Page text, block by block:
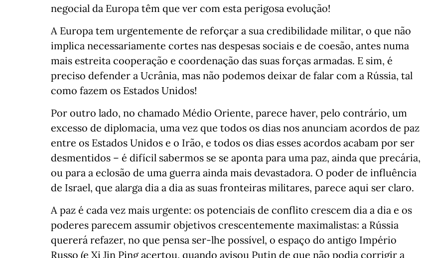
negocial da Europa têm que ver com esta perigosa evolução!
A Europa tem urgentemente de reforçar a sua credibilidade militar, o que não
implica necessariamente cortes nas despesas sociais e de coesão, antes numa
mais estreita cooperação e coordenação das suas forças armadas. E sim, é
preciso defender a Ucrânia, mas não podemos deixar de falar com a Rússia, tal
como fazem os Estados Unidos!
Por outro lado, no chamado Médio Oriente, parece haver, pelo contrário, um
excesso de diplomacia, uma vez que todos os dias nos anunciam acordos de paz
entre os Estados Unidos e o Irão, e todos os dias esses acordos acabam por ser
desmentidos – é difícil sabermos se se aponta para uma paz, ainda que precária,
ou para a eclosão de uma guerra ainda mais devastadora. O poder de influência
de Israel, que alarga dia a dia as suas fronteiras militares, parece aqui ser claro.
A paz é cada vez mais urgente: os potenciais de conflito crescem dia a dia e os
poderes parecem assumir objetivos crescentemente maximalistas: a Rússia
quererá refazer, no que pensa ser-lhe possível, o espaço do antigo Império
Russo (e Xi Jin Ping acertou, quando avisou Putin de que não podia corrigir a